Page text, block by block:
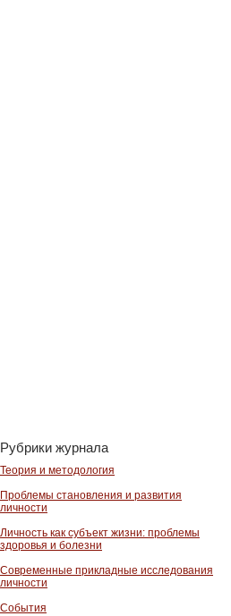
Рубрики журнала
Теория и методология
Проблемы становления и развития
личности
Личность как субъект жизни: проблемы
здоровья и болезни
Современные прикладные исследования
личности
События